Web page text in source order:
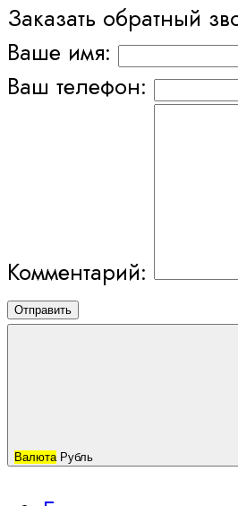
Заказать обратный
Ваше имя:
Ваш телефон:
Комментарий:
Отправить
Валюта Рубль